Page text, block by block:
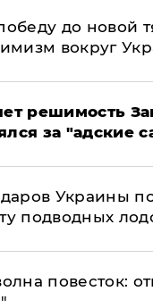
до новой
вокруг
решимость
за "адские
Украины
подводных
повесток: